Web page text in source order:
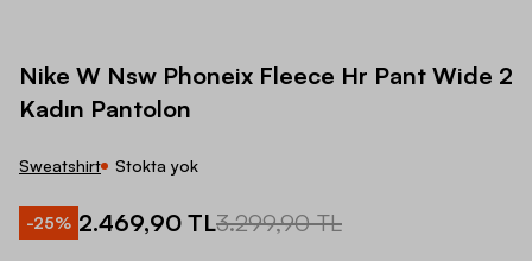
Nike W Nsw Phoneix Fleece Hr Pant Wide 2
Kadın Pantolon
Sweatshirt Stokta yok
-25% 2.469,90 TL3.299,90 TL